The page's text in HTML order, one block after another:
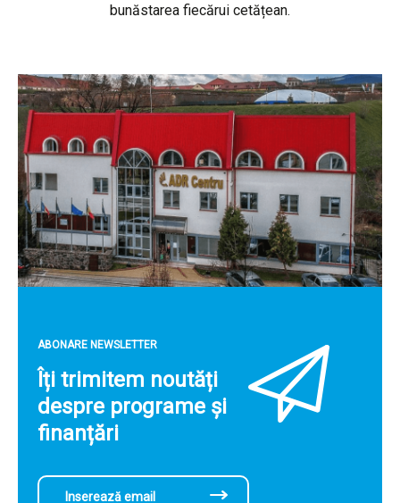
bunăstarea fiecărui cetățean.
ABONARE NEWSLETTER
Îți trimitem noutăți
despre programe și
finanțări